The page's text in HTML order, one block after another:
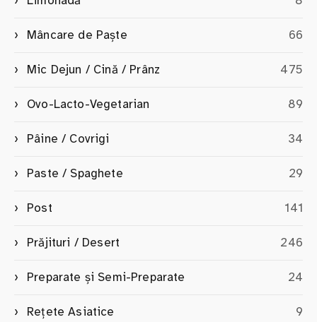
Mâncare de Paște 66
Mic Dejun / Cină / Prânz 475
Ovo-Lacto-Vegetarian 89
Pâine / Covrigi 34
Paste / Spaghete 29
Post 141
Prăjituri / Desert 246
Preparate și Semi-Preparate 24
Rețete Asiatice 9